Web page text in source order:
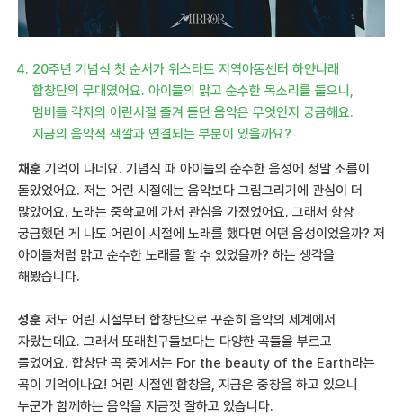
20주년 기념식 첫 순서가 위스타트 지역아동센터 하얀나래
합창단의 무대였어요. 아이들의 맑고 순수한 목소리를 들으니,
멤버들 각자의 어린시절 즐겨 듣던 음악은 무엇인지 궁금해요.
지금의 음악적 색깔과 연결되는 부분이 있을까요?
채훈 기억이 나네요. 기념식 때 아이들의 순수한 음성에 정말 소름이
돋았었어요. 저는 어린 시절에는 음악보다 그림그리기에 관심이 더
많았어요. 노래는 중학교에 가서 관심을 가졌었어요. 그래서 항상
궁금했던 게 나도 어린이 시절에 노래를 했다면 어떤 음성이었을까? 저
아이들처럼 맑고 순수한 노래를 할 수 있었을까? 하는 생각을
해봤습니다.
성훈 저도 어린 시절부터 합창단으로 꾸준히 음악의 세계에서
자랐는데요. 그래서 또래친구들보다는 다양한 곡들을 부르고
들었어요. 합창단 곡 중에서는 For the beauty of the Earth라는
곡이 기억이나요! 어린 시절엔 합창을, 지금은 중창을 하고 있으니
누군가 함께하는 음악을 지금껏 잘하고 있습니다.